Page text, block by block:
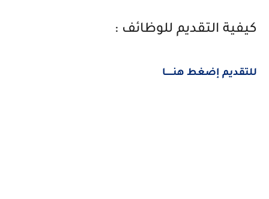
كيفية التقديم للوظائف :
للتقديم إضغط هنــــــا